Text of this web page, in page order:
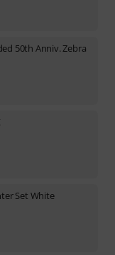
50th Anniv. Zebra
Set White